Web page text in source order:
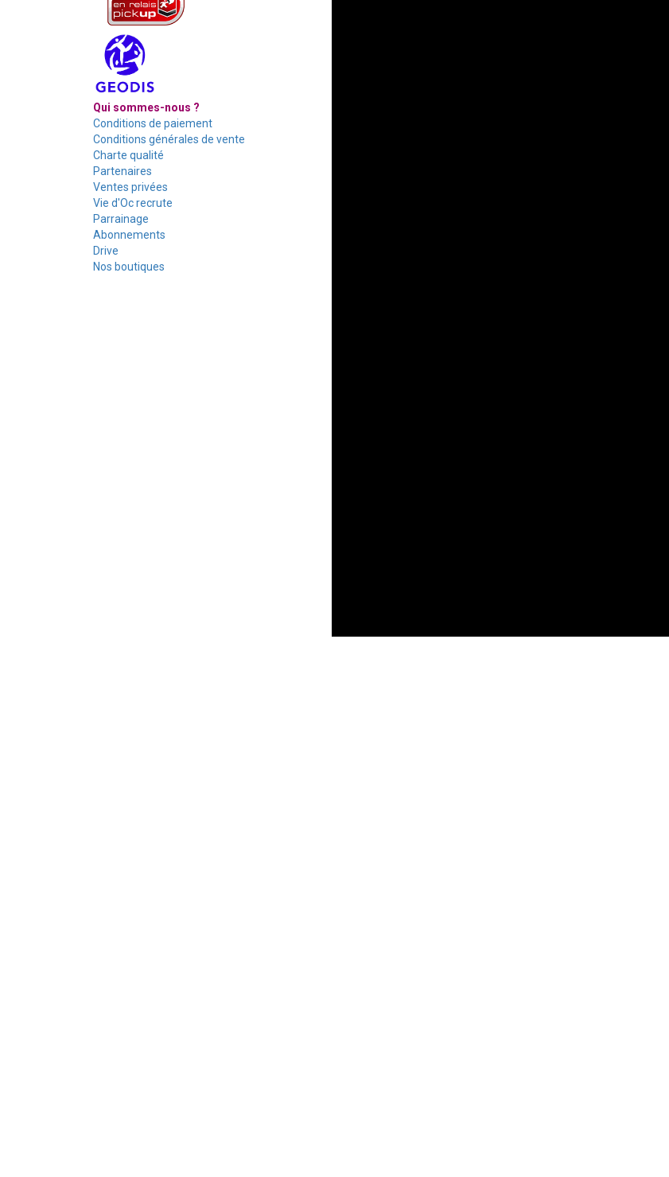
Qui sommes-nous ?
Conditions de paiement
Conditions générales de vente
Charte qualité
Partenaires
Ventes privées
Vie d'Oc recrute
Parrainage
Abonnements
Drive
Nos boutiques